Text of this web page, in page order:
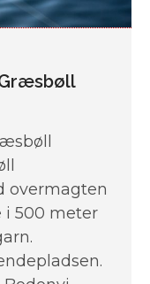
overmagten
i 500 meter